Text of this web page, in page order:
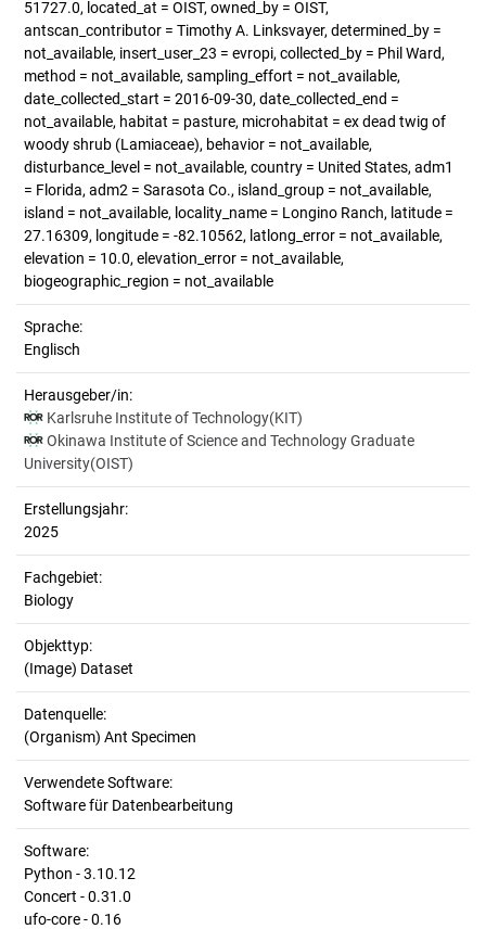
51727.0, located_at = OIST, owned_by = OIST,
antscan_contributor = Timothy A. Linksvayer, determined_by =
not_available, insert_user_23 = evropi, collected_by = Phil Ward,
method = not_available, sampling_effort = not_available,
date_collected_start = 2016-09-30, date_collected_end =
not_available, habitat = pasture, microhabitat = ex dead twig of
woody shrub (Lamiaceae), behavior = not_available,
disturbance_level = not_available, country = United States, adm1
= Florida, adm2 = Sarasota Co., island_group = not_available,
island = not_available, locality_name = Longino Ranch, latitude =
27.16309, longitude = -82.10562, latlong_error = not_available,
elevation = 10.0, elevation_error = not_available,
biogeographic_region = not_available
Sprache:
Englisch
Herausgeber/in:
Karlsruhe Institute of Technology(KIT)
Okinawa Institute of Science and Technology Graduate
University(OIST)
Erstellungsjahr:
2025
Fachgebiet:
Biology
Objekttyp:
(Image) Dataset
Datenquelle:
(Organism) Ant Specimen
Verwendete Software:
Software für Datenbearbeitung
Software:
Python - 3.10.12
Concert - 0.31.0
ufo-core - 0.16